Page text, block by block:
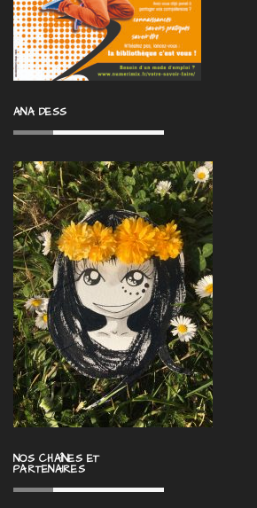
ANA DESS
NOS CHAÎNES ET
PARTENAIRES